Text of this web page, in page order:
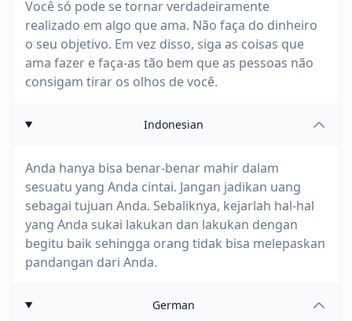
Você só pode se tornar verdadeiramente
realizado em algo que ama. Não faça do dinheiro
o seu objetivo. Em vez disso, siga as coisas que
ama fazer e faça-as tão bem que as pessoas não
consigam tirar os olhos de você.
Indonesian
Anda hanya bisa benar-benar mahir dalam
sesuatu yang Anda cintai. Jangan jadikan uang
sebagai tujuan Anda. Sebaliknya, kejarlah hal-hal
yang Anda sukai lakukan dan lakukan dengan
begitu baik sehingga orang tidak bisa melepaskan
pandangan dari Anda.
German